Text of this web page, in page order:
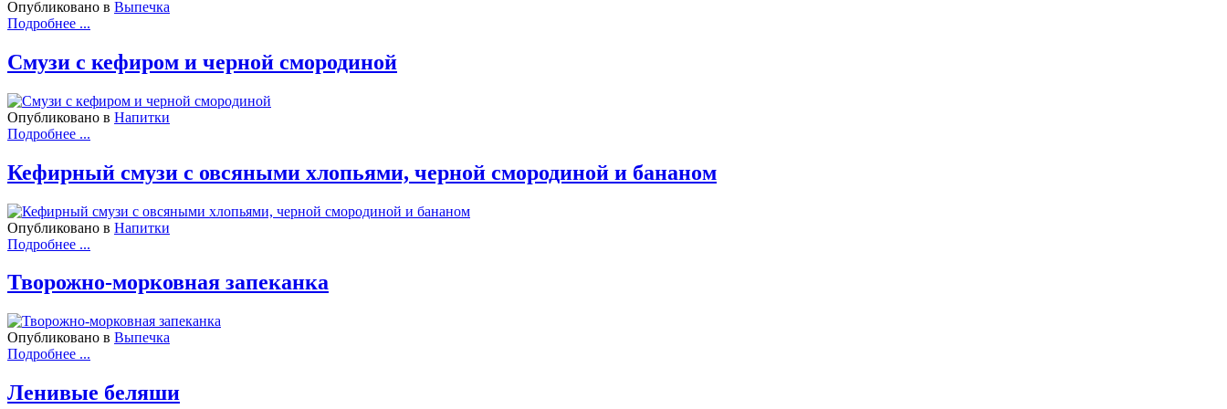
Опубликовано в Выпечка
Подробнее ...
Смузи с кефиром и черной смородиной
Опубликовано в Напитки
Подробнее ...
Кефирный смузи с овсяными хлопьями, черной смородиной и бананом
Опубликовано в Напитки
Подробнее ...
Творожно-морковная запеканка
Опубликовано в Выпечка
Подробнее ...
Ленивые беляши